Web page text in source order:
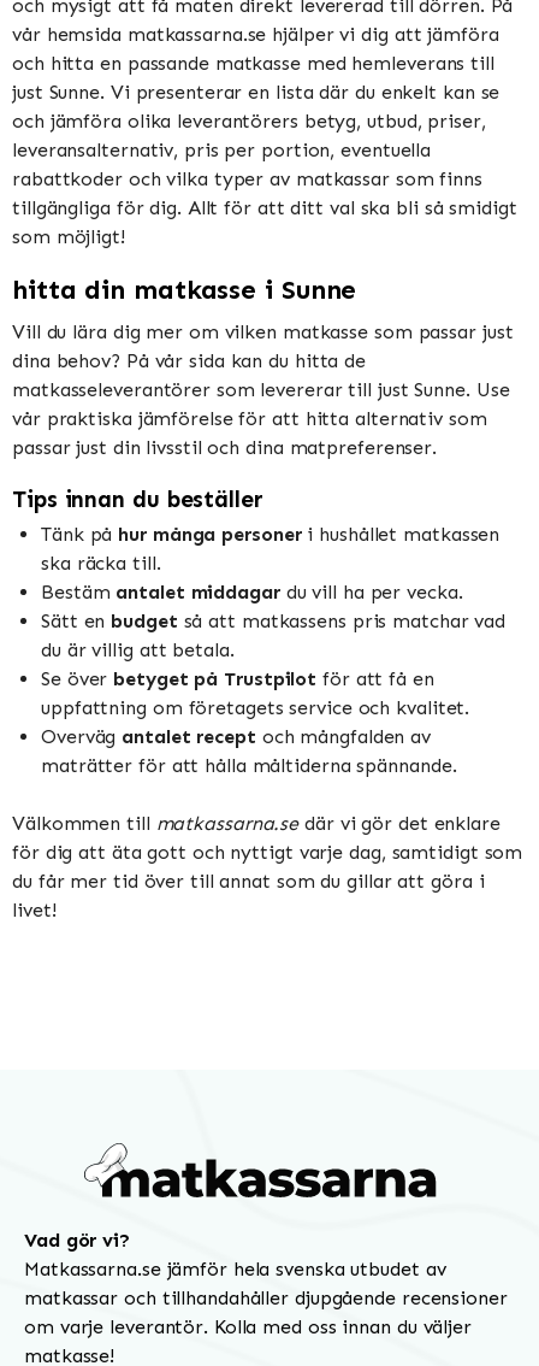
och mysigt att få maten direkt levererad till dörren. På
vår hemsida matkassarna.se hjälper vi dig att jämföra
och hitta en passande matkasse med hemleverans till
just Sunne. Vi presenterar en lista där du enkelt kan se
och jämföra olika leverantörers betyg, utbud, priser,
leveransalternativ, pris per portion, eventuella
rabattkoder och vilka typer av matkassar som finns
tillgängliga för dig. Allt för att ditt val ska bli så smidigt
som möjligt!
hitta din matkasse i Sunne
Vill du lära dig mer om vilken matkasse som passar just
dina behov? På vår sida kan du hitta de
matkasseleverantörer som levererar till just Sunne. Use
vår praktiska jämförelse för att hitta alternativ som
passar just din livsstil och dina matpreferenser.
Tips innan du beställer
Tänk på hur många personeri hushållet matkassen
ska räcka till.
Bestäm antalet middagardu vill ha per vecka.
Sätt en budget så att matkassens pris matchar vad
du är villig att betala.
Se över betyget på Trustpilot för att få en
uppfattning om företagets service och kvalitet.
Overväg antalet recept och mångfalden av
maträtter för att hålla måltiderna spännande.
Välkommen till matkassarna.sedär vi gör det enklare
för dig att äta gott och nyttigt varje dag, samtidigt som
du får mer tid över till annat som du gillar att göra i
livet!
Vad gör vi?
Matkassarna.se jämför hela svenska utbudet av
matkassar och tillhandahåller djupgående recensioner
om varje leverantör. Kolla med oss innan du väljer
matkasse!